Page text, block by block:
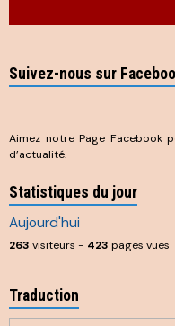
Suivez-nous sur
Aimez notre Page Facebook
d’actualité.
Statistiques du jour
Aujourd'hui
263 visiteurs - 423 pages vues
Traduction